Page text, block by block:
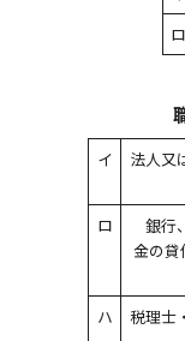
ロ
イ
法人又
ロ
銀行
金の貸
ハ
税理士